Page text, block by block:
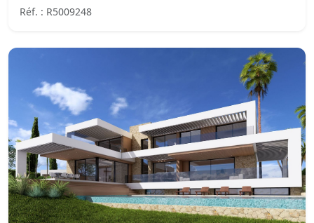
Réf. : R5009248